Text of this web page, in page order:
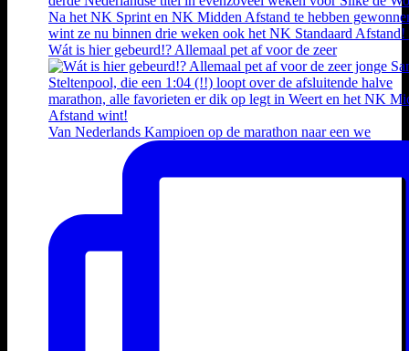
Wát is hier gebeurd!? Allemaal pet af voor de zeer
Van Nederlands Kampioen op de marathon naar een we